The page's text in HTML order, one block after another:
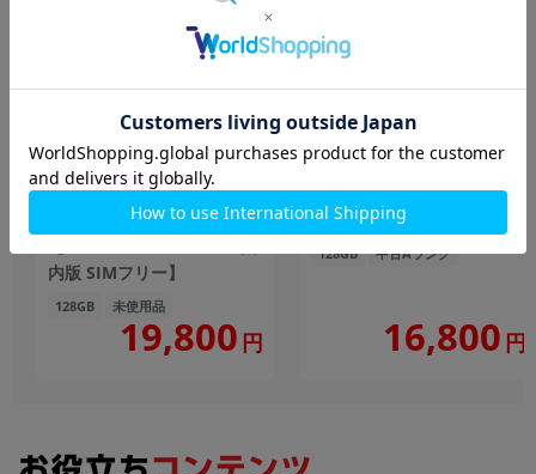
motorola moto g06
XT2535-6 ローレルオーク
内版 SIMフリー】
128GB 未使用品
19,800 円
nubia Ivy Z6561J ブラック
【国内版 SIMフリー】
128GB 中古Aランク
16,800 円